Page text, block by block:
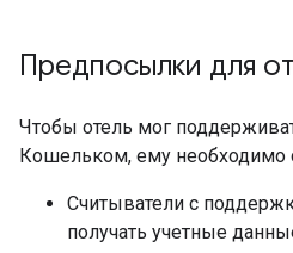
Предпосылки для
Чтобы отель мог
Кошельком, ему необходимо
Считыватели с
получать учетные